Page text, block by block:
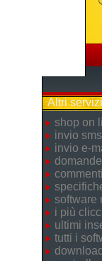
Altri servizi
shop on
invio
invio e-
software
i più
ultimi
tutti i